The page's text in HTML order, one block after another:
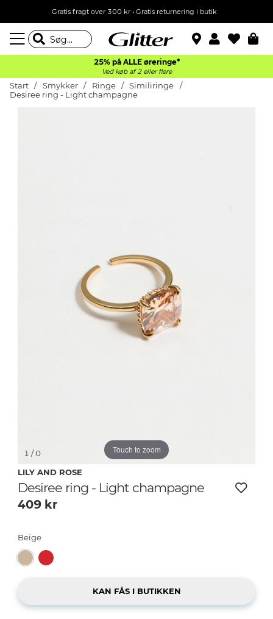
Gratis fragt over 300 kr • Gratis returnering i butik
25% på ALLE øreringe*
Ved køb af 2 eller flere
Start Smykker Ringe
Similiringe
Desiree ring - Light champagne
Touch to zoom
1 / 0
LILY AND ROSE
Desiree ring - Light champagne
409 kr
Beige